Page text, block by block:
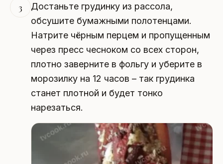
3
Достаньте грудинку из рассола,
обсушите бумажными полотенцами.
Натрите чёрным перцем и пропущенным
через пресс чесноком со всех сторон,
плотно заверните в фольгу и уберите в
морозилку на 12 часов – так грудинка
станет плотной и будет тонко
нарезаться.